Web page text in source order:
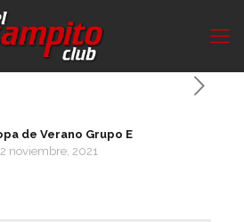
de Verano Grupo E
2 noviembre, 2021